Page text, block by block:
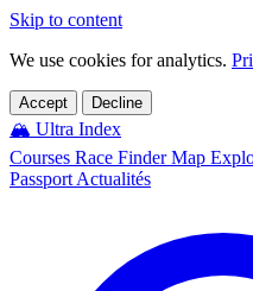
Skip to content
We use cookies for analytics.
Accept Decline
🏔️ Ultra Index
Courses Race FinderMap
Passport Actualités